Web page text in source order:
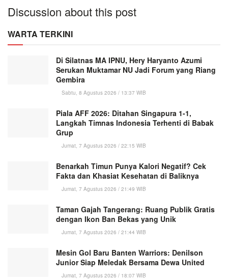
Discussion about this post
WARTA TERKINI
Di Silatnas MA IPNU, Hery Haryanto Azumi
Serukan Muktamar NU Jadi Forum yang Riang
Gembira
Sabtu, 8 Agustus 2026 / 13:37 WIB
Piala AFF 2026: Ditahan Singapura 1-1,
Langkah Timnas Indonesia Terhenti di Babak
Grup
Jumat, 7 Agustus 2026 / 22:15 WIB
Benarkah Timun Punya Kalori Negatif? Cek
Fakta dan Khasiat Kesehatan di Baliknya
Jumat, 7 Agustus 2026 / 21:49 WIB
Taman Gajah Tangerang: Ruang Publik Gratis
dengan Ikon Ban Bekas yang Unik
Jumat, 7 Agustus 2026 / 21:44 WIB
Mesin Gol Baru Banten Warriors: Denilson
Junior Siap Meledak Bersama Dewa United
Jumat, 7 Agustus 2026 / 18:07 WIB